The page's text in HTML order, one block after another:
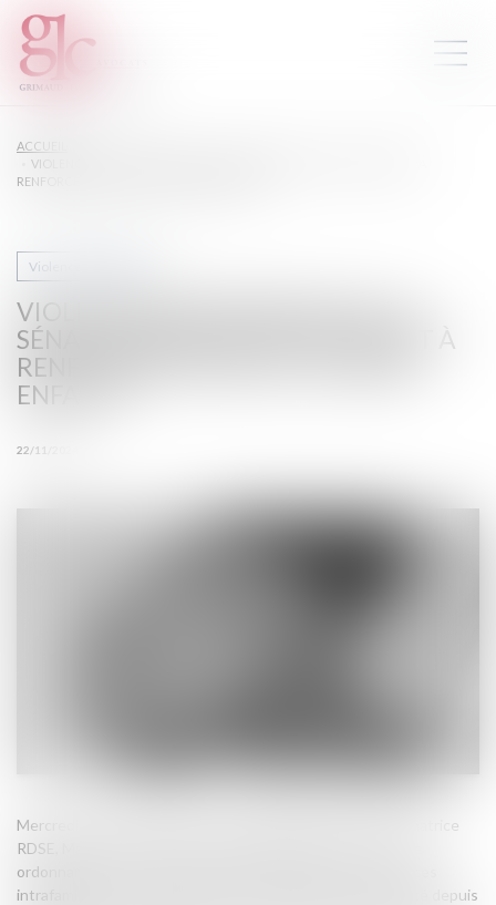
ACCUEIL
VIOLENCES INTRAFAMILIALES : LE SÉNAT EXAMINE UN TEXTE VISANT À
RENFORCER LA PROTECTION DES ENFANTS
VIOLENCES INTRAFAMILIALES : LE
SÉNAT EXAMINE UN TEXTE VISANT À
RENFORCER LA PROTECTION DES
ENFANTS
22/11/2024
Violences familiales
Mercredi, le Sénat examine une proposition de loi de la sénatrice
RDSE, Maryse Carrère qui prévoit initialement de créer une
ordonnance de sûreté pour les enfants victimes de violences
intrafamiliales. Le texte, rejeté en commission des lois, a été depuis